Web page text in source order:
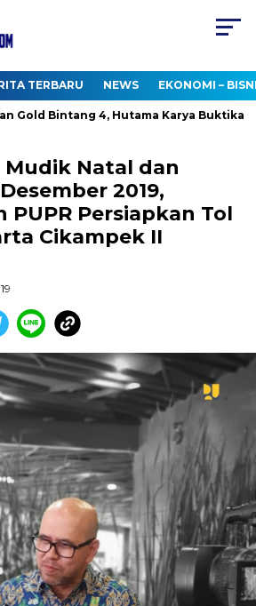
TERBARU NEWS EKONOMI –
Bintang 4, Hutama Karya Buktikan
Mudik Natal dan
2019,
PUPR Persiapkan Tol
Cikampek II